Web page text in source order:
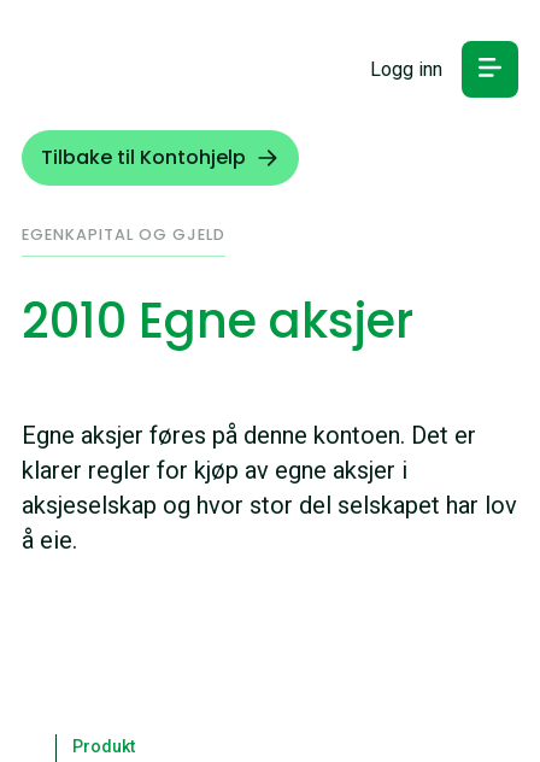
Logg inn
Tilbake til Kontohjelp
EGENKAPITAL OG GJELD
2010 Egne aksjer
Egne aksjer føres på denne kontoen. Det er
klarer regler for kjøp av egne aksjer i
aksjeselskap og hvor stor del selskapet har lov
å eie.
Produkt